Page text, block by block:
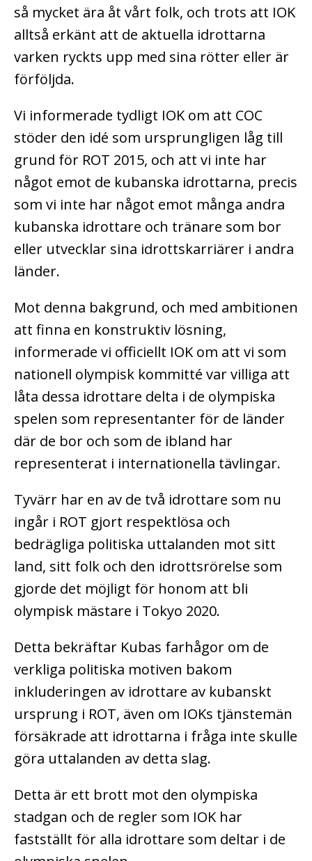
så mycket ära åt vårt folk, och trots att IOK
alltså erkänt att de aktuella idrottarna
varken ryckts upp med sina rötter eller är
förföljda.
Vi informerade tydligt IOK om att COC
stöder den idé som ursprungligen låg till
grund för ROT 2015, och att vi inte har
något emot de kubanska idrottarna, precis
som vi inte har något emot många andra
kubanska idrottare och tränare som bor
eller utvecklar sina idrottskarriärer i andra
länder.
Mot denna bakgrund, och med ambitionen
att finna en konstruktiv lösning,
informerade vi officiellt IOK om att vi som
nationell olympisk kommitté var villiga att
låta dessa idrottare delta i de olympiska
spelen som representanter för de länder
där de bor och som de ibland har
representerat i internationella tävlingar.
Tyvärr har en av de två idrottare som nu
ingår i ROT gjort respektlösa och
bedrägliga politiska uttalanden mot sitt
land, sitt folk och den idrottsrörelse som
gjorde det möjligt för honom att bli
olympisk mästare i Tokyo 2020.
Detta bekräftar Kubas farhågor om de
verkliga politiska motiven bakom
inkluderingen av idrottare av kubanskt
ursprung i ROT, även om IOKs tjänstemän
försäkrade att idrottarna i fråga inte skulle
göra uttalanden av detta slag.
Detta är ett brott mot den olympiska
stadgan och de regler som IOK har
fastställt för alla idrottare som deltar i de